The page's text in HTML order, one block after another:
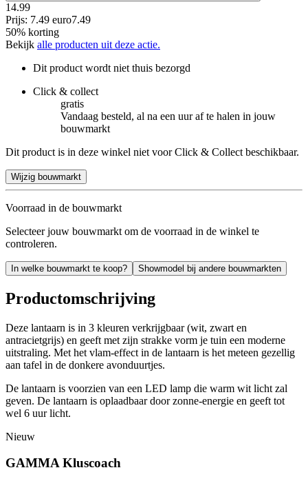
14.99
Prijs: 7.49 euro7.49
50% korting
Bekijk alle producten uit deze actie.
Dit product wordt niet thuis bezorgd
Click & collect
gratis
Vandaag besteld, al na een uur af te halen in jouw
bouwmarkt
Dit product is in deze winkel niet voor Click & Collect beschikbaar.
Wijzig bouwmarkt
Voorraad in de bouwmarkt
Selecteer jouw bouwmarkt om de voorraad in de winkel te
controleren.
In welke bouwmarkt te koop? Showmodel bij andere bouwmarkten
Productomschrijving
Deze lantaarn is in 3 kleuren verkrijgbaar (wit, zwart en
antracietgrijs) en geeft met zijn strakke vorm je tuin een moderne
uitstraling. Met het vlam-effect in de lantaarn is het meteen gezellig
aan tafel in de donkere avonduurtjes.
De lantaarn is voorzien van een LED lamp die warm wit licht zal
geven. De lantaarn is oplaadbaar door zonne-energie en geeft tot
wel 6 uur licht.
Nieuw
GAMMA Kluscoach